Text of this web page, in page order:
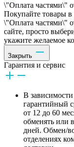
\"Оплата частями\"
Покупайте товары
\"Оплата частями\"
сайте, просто
укажите желаемое
Закрыть
Гарантия и сервис
В
гарантийный
от 12 до 60
обменять или
дней. Обмен/
отделениях